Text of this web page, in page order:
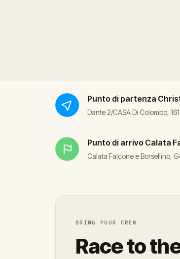
Punto di partenza
Dante 2/CASA Di Colombo,
Punto di arrivo Calata
Calata Falcone e Borsellino,
BRING YOUR CREW
Race to